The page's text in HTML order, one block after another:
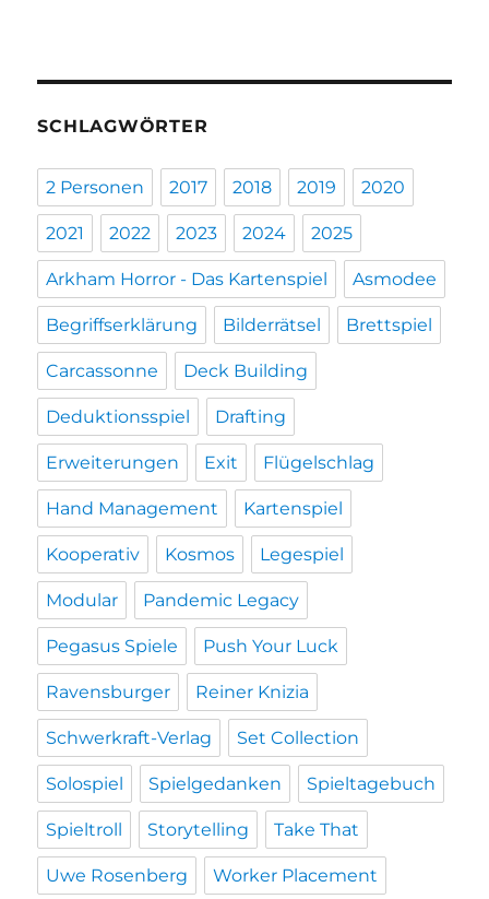
SCHLAGWÖRTER
2 Personen 2017 2018 2019 2020
2021 2022 2023 2024 2025
Arkham Horror - Das Kartenspiel Asmodee
Begriffserklärung Bilderrätsel Brettspiel
Carcassonne Deck Building
Deduktionsspiel Drafting
Erweiterungen Exit Flügelschlag
Hand Management Kartenspiel
Kooperativ Kosmos Legespiel
Modular Pandemic Legacy
Pegasus Spiele Push Your Luck
Ravensburger Reiner Knizia
Schwerkraft-Verlag Set Collection
Solospiel Spielgedanken Spieltagebuch
Spieltroll Storytelling Take That
Uwe Rosenberg Worker Placement